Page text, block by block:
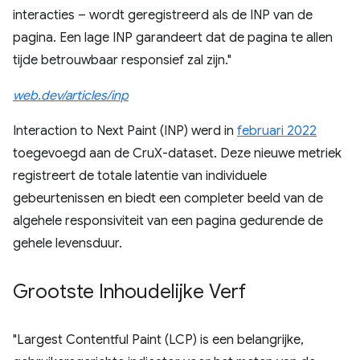
interacties – wordt geregistreerd als de INP van de
pagina. Een lage INP garandeert dat de pagina te allen
tijde betrouwbaar responsief zal zijn."
web.dev/articles/inp
Interaction to Next Paint (INP) werd in februari 2022
toegevoegd aan de CruX-dataset. Deze nieuwe metriek
registreert de totale latentie van individuele
gebeurtenissen en biedt een completer beeld van de
algehele responsiviteit van een pagina gedurende de
gehele levensduur.
Grootste Inhoudelijke Verf
"Largest Contentful Paint (LCP) is een belangrijke,